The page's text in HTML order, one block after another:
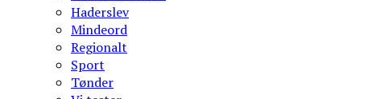
Haderslev
Mindeord
Regionalt
Sport
Tønder